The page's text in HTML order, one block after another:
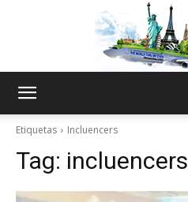
Etiquetas Incluencers
Tag: incluencers